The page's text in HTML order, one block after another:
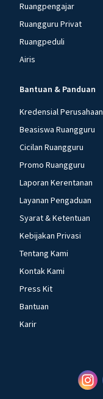
Ruangpengajar
Ruangguru Privat
Ruangpeduli
Airis
Bantuan & Panduan
Kredensial Perusahaan
Beasiswa Ruangguru
Cicilan Ruangguru
Promo Ruangguru
Laporan Kerentanan
Layanan Pengaduan
Syarat & Ketentuan
Kebijakan Privasi
Tentang Kami
Kontak Kami
Press Kit
Bantuan
Karir